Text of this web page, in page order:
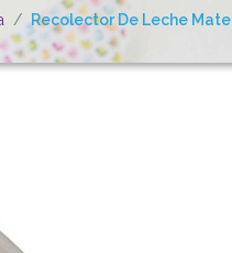
Recolector De Leche